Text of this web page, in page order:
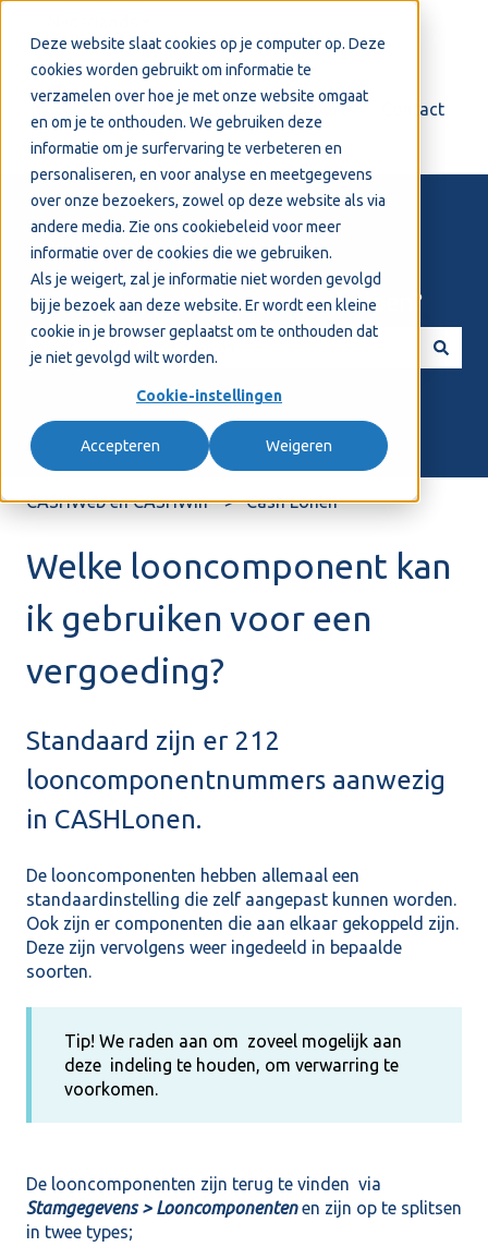
Deze website slaat cookies op je computer op. Deze
cookies worden gebruikt om informatie te
verzamelen over hoe je met onze website omgaat
en om je te onthouden. We gebruiken deze
informatie om je surfervaring te verbeteren en
personaliseren, en voor analyse en meetgegevens
over onze bezoekers, zowel op deze website als via
andere media. Zie ons cookiebeleid voor meer
informatie over de cookies die we gebruiken.
Als je weigert, zal je informatie niet worden gevolgd
bij je bezoek aan deze website. Er wordt een kleine
cookie in je browser geplaatst om te onthouden dat
je niet gevolgd wilt worden.
Cookie-instellingen
Accepteren Weigeren
Support Contact
Welkom! Hoe kunnen we je helpen?
CASHWeb en CASHWin Cash Lonen
Welke looncomponent kan
ik gebruiken voor een
vergoeding?
Standaard zijn er 212
looncomponentnummers aanwezig
in CASHLonen.
De looncomponenten hebben allemaal een
standaardinstelling die zelf aangepast kunnen worden.
Ook zijn er componenten die aan elkaar gekoppeld zijn.
Deze zijn vervolgens weer ingedeeld in bepaalde
soorten.
Tip! We raden aan om zoveel mogelijk aan
deze indeling te houden, om verwarring te
voorkomen.
De looncomponenten zijn terug te vinden via
Stamgegevens > Looncomponentenen zijn op te splitsen
in twee types;